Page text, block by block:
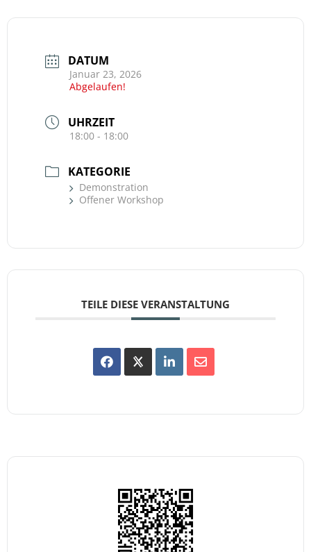
DATUM
Januar 23, 2026
Abgelaufen!
UHRZEIT
18:00 - 18:00
KATEGORIE
Demonstration
Offener Workshop
TEILE DIESE VERANSTALTUNG